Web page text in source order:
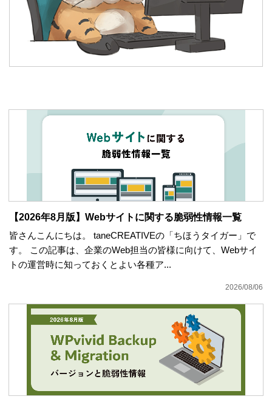
【2026年8月版】Webサイトに関する脆弱性情報一覧
皆さんこんにちは。 taneCREATIVEの「ちほうタイガー」で
す。 この記事は、企業のWeb担当の皆様に向けて、Webサイ
トの運営時に知っておくとよい各種ア...
2026/08/06